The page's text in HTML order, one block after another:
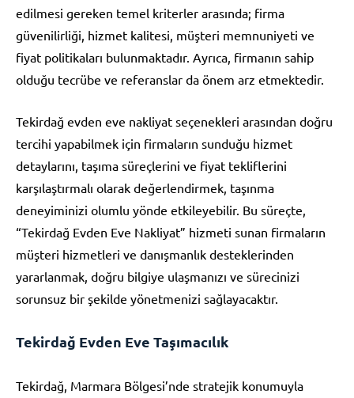
edilmesi gereken temel kriterler arasında; firma
güvenilirliği, hizmet kalitesi, müşteri memnuniyeti ve
fiyat politikaları bulunmaktadır. Ayrıca, firmanın sahip
olduğu tecrübe ve referanslar da önem arz etmektedir.
Tekirdağ evden eve nakliyat seçenekleri arasından doğru
tercihi yapabilmek için firmaların sunduğu hizmet
detaylarını, taşıma süreçlerini ve fiyat tekliflerini
karşılaştırmalı olarak değerlendirmek, taşınma
deneyiminizi olumlu yönde etkileyebilir. Bu süreçte,
“Tekirdağ Evden Eve Nakliyat” hizmeti sunan firmaların
müşteri hizmetleri ve danışmanlık desteklerinden
yararlanmak, doğru bilgiye ulaşmanızı ve sürecinizi
sorunsuz bir şekilde yönetmenizi sağlayacaktır.
Tekirdağ Evden Eve Taşımacılık
Tekirdağ, Marmara Bölgesi’nde stratejik konumuyla